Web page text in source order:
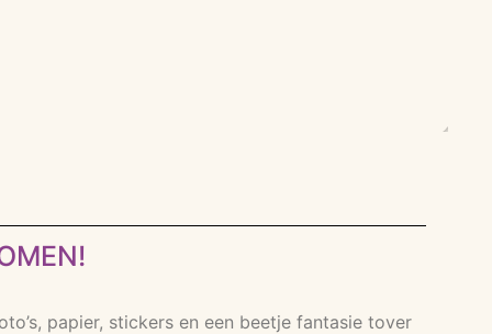
papier, stickers en een beetje fantasie tover